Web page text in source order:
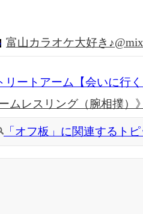
富山カラオケ大好き
リートアーム【会いに行く
ームレスリング（腕相撲）》
「オフ板」に関連するト